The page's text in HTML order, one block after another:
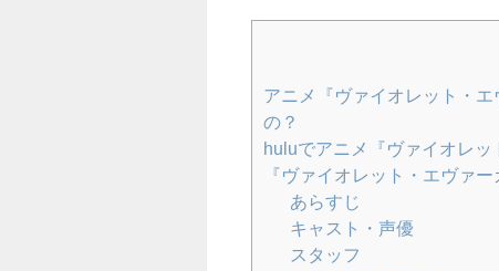
アニメ『ヴァイオレット・
の？
huluでアニメ『ヴァイオレ
『ヴァイオレット・エヴァ
あらすじ
キャスト・声優
スタッフ